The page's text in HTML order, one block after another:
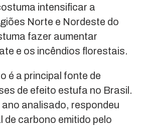
intensificar a
Norte e Nordeste do
fazer aumentar
e os incêndios florestais.
é a principal fonte de
de efeito estufa no Brasil.
ano analisado, respondeu
de carbono emitido pelo